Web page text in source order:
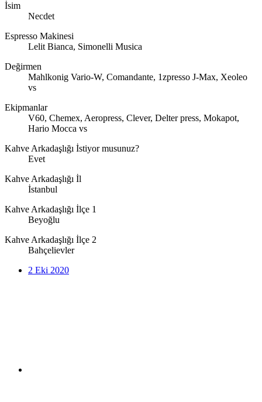
İsim
Necdet
Espresso Makinesi
Lelit Bianca, Simonelli Musica
Değirmen
Mahlkonig Vario-W, Comandante, 1zpresso J-Max, Xeoleo
vs
Ekipmanlar
V60, Chemex, Aeropress, Clever, Delter press, Mokapot,
Hario Mocca vs
Kahve Arkadaşlığı İstiyor musunuz?
Evet
Kahve Arkadaşlığı İl
İstanbul
Kahve Arkadaşlığı İlçe 1
Beyoğlu
Kahve Arkadaşlığı İlçe 2
Bahçelievler
2 Eki 2020